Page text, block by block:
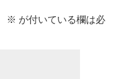
※ が付いている欄は必